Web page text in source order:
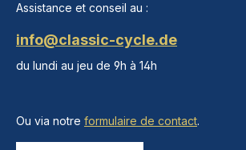
Assistance et conseil au :
info@classic-cycle.de
du lundi au jeu de 9h à 14h
Ou via notre formulaire de contact.